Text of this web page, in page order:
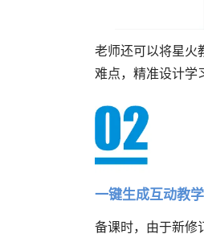
老师还可以将星火
难点，精准设计学
一键生成互动教
备课时，由于新修